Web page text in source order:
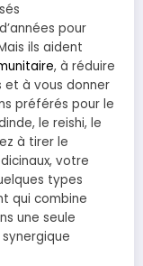
pour
ils aident
, à réduire
et à vous donner
préférés pour le
le reishi, le
à tirer le
votre
types
qui combine
une seule